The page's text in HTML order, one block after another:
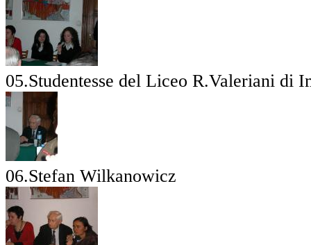
05.Studentesse del Liceo R.Valeriani di
06.Stefan Wilkanowicz